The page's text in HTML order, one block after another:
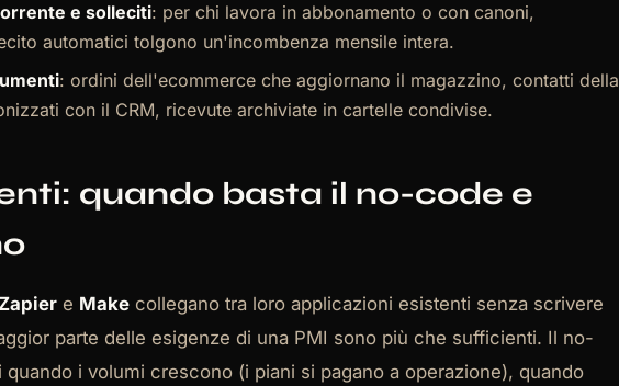
e solleciti: per chi lavora in abbonamento o con canoni,
automatici tolgono un'incombenza mensile intera.
: ordini dell'ecommerce che aggiornano il magazzino, contatti della
con il CRM, ricevute archiviate in cartelle condivise.
quando basta il no-code e
Zapier e Make collegano tra loro applicazioni esistenti senza scrivere
parte delle esigenze di una PMI sono più che sufficienti. Il no-
i volumi crescono (i piani si pagano a operazione), quando